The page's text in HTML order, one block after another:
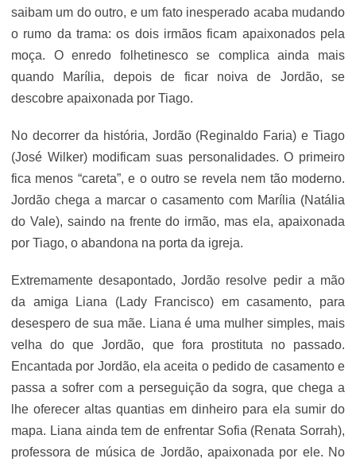
saibam um do outro, e um fato inesperado acaba mudando
o rumo da trama: os dois irmãos ficam apaixonados pela
moça. O enredo folhetinesco se complica ainda mais
quando Marília, depois de ficar noiva de Jordão, se
descobre apaixonada por Tiago.
No decorrer da história, Jordão (Reginaldo Faria) e Tiago
(José Wilker) modificam suas personalidades. O primeiro
fica menos “careta”, e o outro se revela nem tão moderno.
Jordão chega a marcar o casamento com Marília (Natália
do Vale), saindo na frente do irmão, mas ela, apaixonada
por Tiago, o abandona na porta da igreja.
Extremamente desapontado, Jordão resolve pedir a mão
da amiga Liana (Lady Francisco) em casamento, para
desespero de sua mãe. Liana é uma mulher simples, mais
velha do que Jordão, que fora prostituta no passado.
Encantada por Jordão, ela aceita o pedido de casamento e
passa a sofrer com a perseguição da sogra, que chega a
lhe oferecer altas quantias em dinheiro para ela sumir do
mapa. Liana ainda tem de enfrentar Sofia (Renata Sorrah),
professora de música de Jordão, apaixonada por ele. No